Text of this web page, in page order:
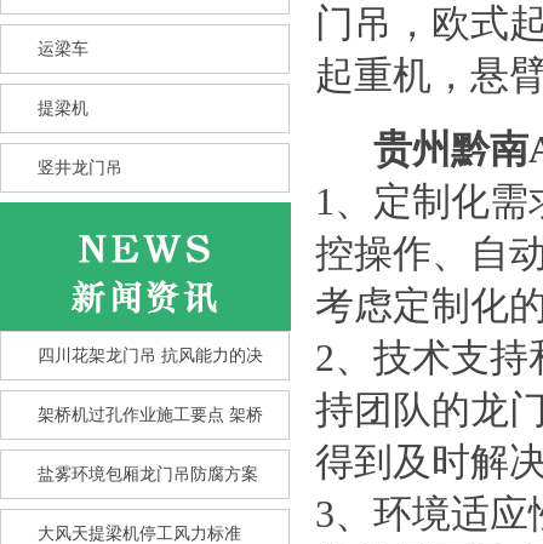
运梁车
提梁机
竖井龙门吊
四川花架龙门吊 抗风能力的决
架桥机过孔作业施工要点 架桥
盐雾环境包厢龙门吊防腐方案
大风天提梁机停工风力标准
门吊，欧式
起重机，悬
贵州黔南
1、定制化
控操作、自
考虑定制化
2、技术支
持团队的龙
得到及时解
3、环境适